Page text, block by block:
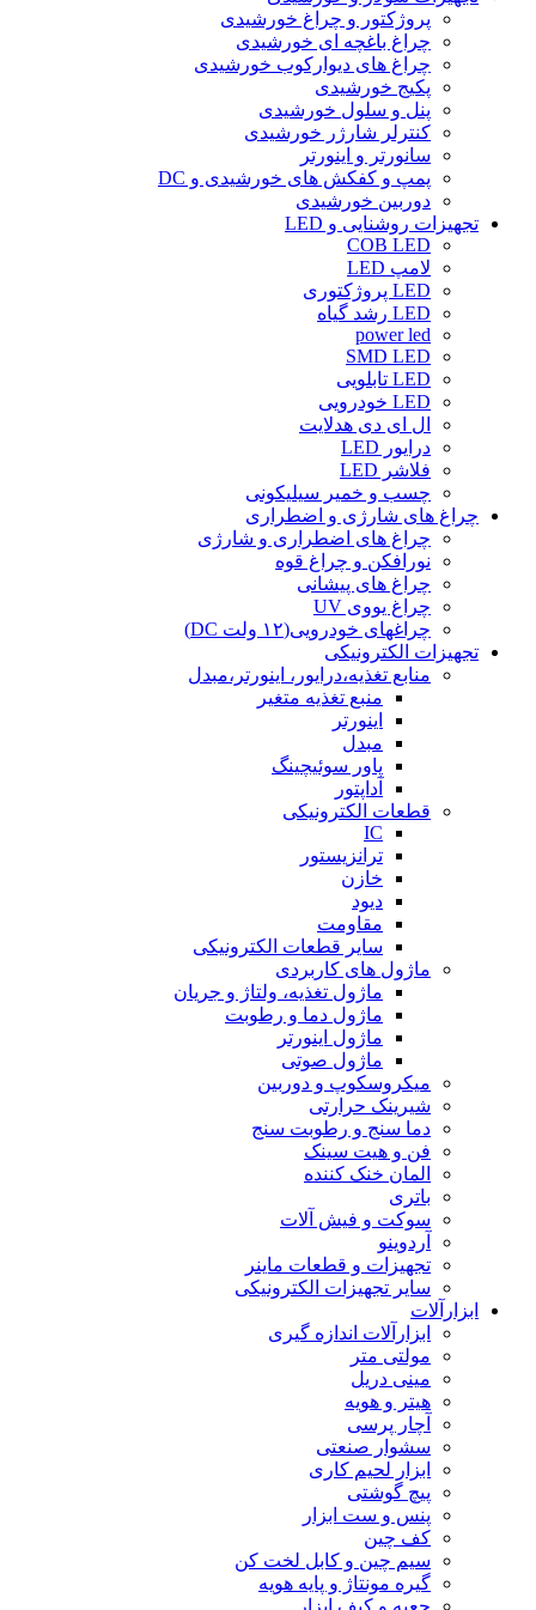
پروژکتور و چراغ خورشیدی
چراغ باغچه ای خورشیدی
چراغ های دیوارکوب خورشیدی
پکیج خورشیدی
پنل و سلول خورشیدی
کنترلر شارژر خورشیدی
سانورتر و اینورتر
پمپ و کفکش های خورشیدی و DC
دوربین خورشیدی
تجهیزات روشنایی و LED
COB LED
لامپ LED
LED پروژکتوری
LED رشد گیاه
power led
SMD LED
LED تابلویی
LED خودرویی
ال ای دی هدلایت
درایور LED
فلاشر LED
چسب و خمیر سیلیکونی
چراغ های شارژی و اضطراری
چراغ های اضطراری و شارژی
نورافکن و چراغ قوه
چراغ های پیشانی
چراغ یووی UV
چراغهای خودرویی(۱۲ ولت DC)
تجهیزات الکترونیکی
منابع تغذیه،درایور، اینورتر،مبدل
منبع تغذیه متغیر
اینورتر
مبدل
پاور سوئیچینگ
آداپتور
قطعات الکترونیکی
IC
ترانزیستور
خازن
دیود
مقاومت
سایر قطعات الکترونیکی
ماژول های کاربردی
ماژول تغذیه، ولتاژ و جریان
ماژول دما و رطوبت
ماژول اینورتر
ماژول صوتی
میکروسکوپ و دوربین
شیرینک حرارتی
دما سنج و رطوبت سنج
فن و هیت سینک
المان خنک کننده
باتری
سوکت و فیش آلات
آردوینو
تجهیزات و قطعات ماینر
سایر تجهیزات الکترونیکی
ابزارآلات
ابزارآلات اندازه گیری
مولتی متر
مینی دریل
هیتر و هویه
آچار پرسی
سشوار صنعتی
ابزار لحیم کاری
پیچ گوشتی
پنس و ست ابزار
کف چین
سیم چین و کابل لخت کن
گیره مونتاژ و پایه هویه
جعبه و کیف ابزار